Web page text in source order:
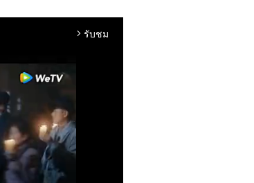
arrow_forward_ios รับชม